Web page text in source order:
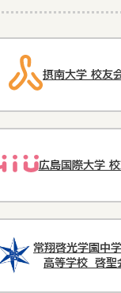
摂南大学 校友
広島国際大学
常翔啓光学園中学
高等学校 啓聖